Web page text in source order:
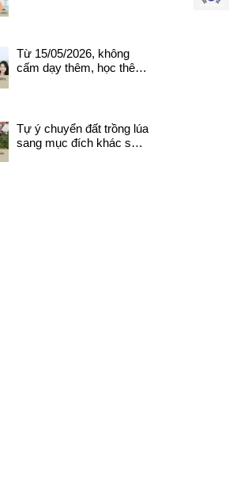
Từ 15/05/2026, không
cấm dạy thêm, học thêm
Tự ý chuyển đất trồng lúa
sang mục đích khác sẽ